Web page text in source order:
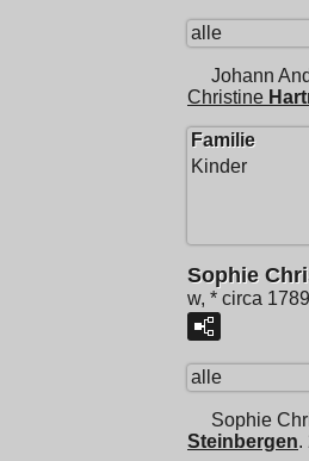
alle
Johann
Christine
Familie
Kinder
Sophie
w, * circa
alle
Sophie
Steinbergen.